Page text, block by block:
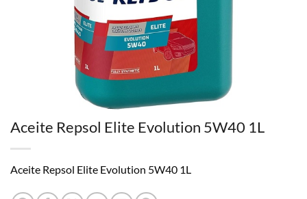
Aceite Repsol Elite Evolution 5W40 1L
Aceite Repsol Elite Evolution 5W40 1L